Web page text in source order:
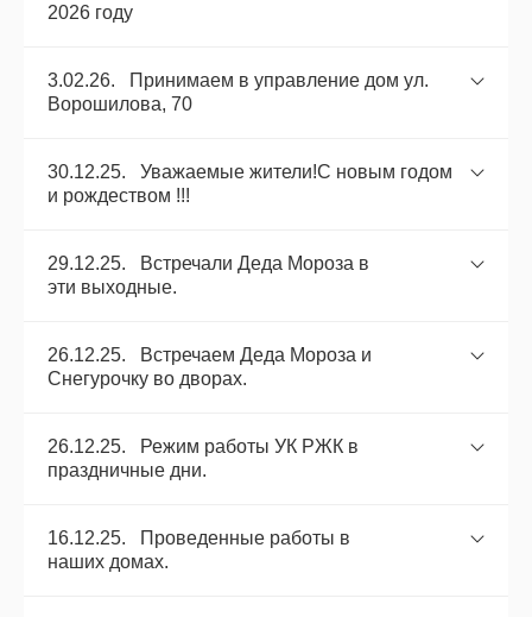
2026 году
3.02.26. Принимаем в управление дом ул.
Ворошилова, 70
30.12.25. Уважаемые жители!С новым годом
и рождеством !!!
29.12.25. Встречали Деда Мороза в
эти выходные.
26.12.25. Встречаем Деда Мороза и
Снегурочку во дворах.
26.12.25. Режим работы УК РЖК в
праздничные дни.
16.12.25. Проведенные работы в
наших домах.